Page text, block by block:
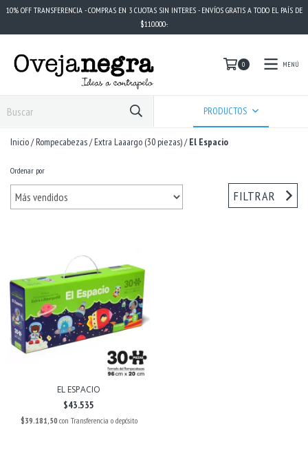
10% OFF TRANSFERENCIA - COMPRAS EN 3 CUOTAS SIN INTERES - ENVÍOS GRATIS A TODO EL PAÍS DE
$110.000-.
0 MENÚ
PRODUCTOS
Inicio/ Rompecabezas/ Extra Laaargo (30 piezas)/ El Espacio
Ordenar por
FILTRAR
EL ESPACIO
$43.535
$39.181,50 con Transferencia o depósito